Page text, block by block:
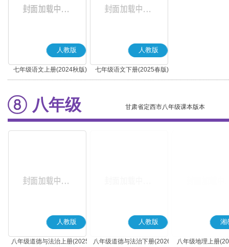
人教版
七年级语文上册(2024秋版)
(部编版)
人教版
七年级语文下册(2025春版)
(部编版)
八年级 甘肃省定西市八年级课本版本
人教版
八年级道德与法治上册(2025
人教版
八年级道德与法治下册(2026
湘
八年级地理上册